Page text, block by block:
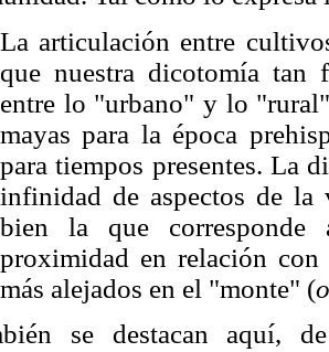
La articulación entre
que nuestra dicotomía tan
entre lo "urbano" y lo
mayas para la época
para tiempos presentes. La
infinidad de aspectos de
bien la que
proximidad en relación con
más alejados en el "monte" (
se destacan aquí,